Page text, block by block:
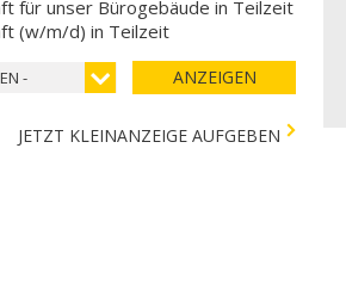
für unser Bürogebäude in Teilzeit
(w/m/d) in Teilzeit
- ANZEIGEN
JETZT KLEINANZEIGE AUFGEBEN